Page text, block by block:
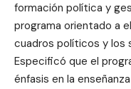
formación política y
programa orientado a
cuadros políticos y los
Especificó que el
énfasis en la